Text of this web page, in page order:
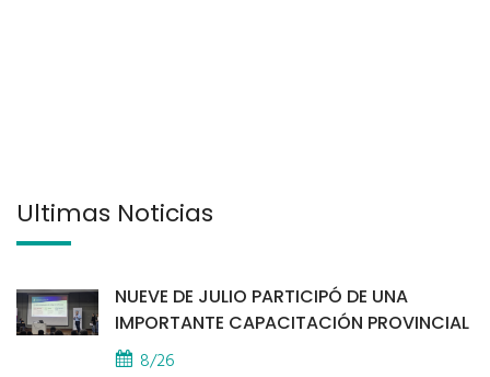
Últimas Noticias
NUEVE DE JULIO PARTICIPÓ DE UNA
IMPORTANTE CAPACITACIÓN PROVINCIAL
8/26